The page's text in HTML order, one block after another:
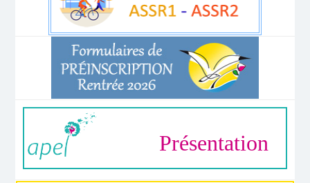
Présentation